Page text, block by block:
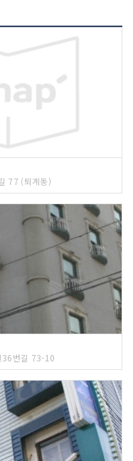
개하는 홍보 부스 운영
춘천 거주 외국인과 관
여 프로그램(1) 막닭 포
닭갈비를 주제로 한 축
(2) 올드브라스 나무놀이
츠 20종 운영(3) 증강현
- 직접 그린 그림을 증강
하는 디지털 체험(4) 매
어린이와 가족이 함께
성향에 맞는 축제 코스
형 체험 프로그램(6) 봄
- 춘천 봄내크루캐릭터 인
막닭 말달리자- 한국마
특별 승마 체험(8) 막국
대표 음식 막국수를 직
킹체험4. 기타 내용- 춘
막국수와 닭갈비를 합리
볼 수 있는 미식축제- 지
소상공인, 양조장 및 기
는 지역상생형 축제- 음
시, 휴식 콘텐츠를 한 공
는 가족 친화형 축제- 춘
자연, 관광자원을 연계한
츠 운영- 가족, 연인, 친
객 등 다양한 방문객이
로그램 구성
77 (퇴계동)
36번길 73-10